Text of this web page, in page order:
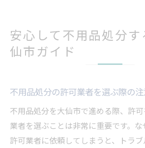
安心して不用品処分
仙市ガイド
不用品処分の許可業者を選ぶ際の
不用品処分を大仙市で進める際、許
業者を選ぶことは非常に重要です。
許可業者に依頼してしまうと、トラ